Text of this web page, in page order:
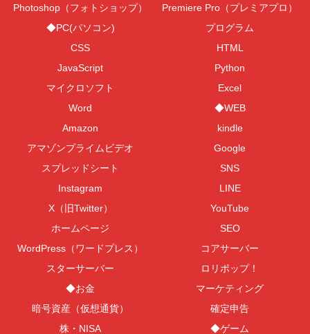
Photoshop（フォトショップ）
Premiere Pro（プレミアプロ）
◆PC(パソコン)
プログラム
CSS
HTML
JavaScript
Python
マイクロソフト
Excel
Word
◆WEB
Amazon
kindle
アマゾンプライムビデオ
Google
スプレッドシート
SNS
Instagram
LINE
X（旧Twitter）
YouTube
ホームページ
SEO
WordPress（ワードプレス）
コアサーバー
スターサーバー
ロリポップ！
◆お金
マーケティング
暗号資産（仮想通貨）
確定申告
株・NISA
◆ゲーム